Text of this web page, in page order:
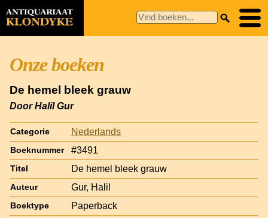
Onze boeken
De hemel bleek grauw
Door Halil Gur
Categorie Nederlands
Boeknummer #3491
Titel De hemel bleek grauw
Auteur Gur, Halil
Boektype Paperback